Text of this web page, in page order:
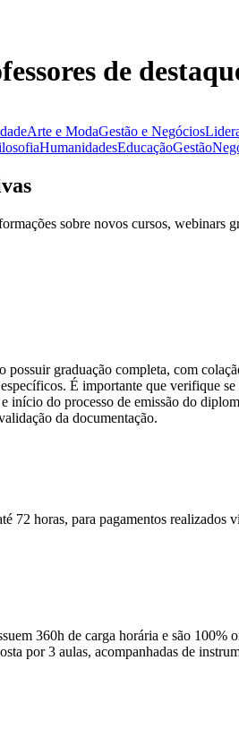
de
Arte e ModaGestão e Negócios
HumanidadesEducaçãoGestão
sobre novos cursos, webinars
possuir graduação completa, com
É importante que verifique
início do processo de emissão do
da documentação.
72 horas, para pagamentos
360h de carga horária e são
por 3 aulas, acompanhadas de